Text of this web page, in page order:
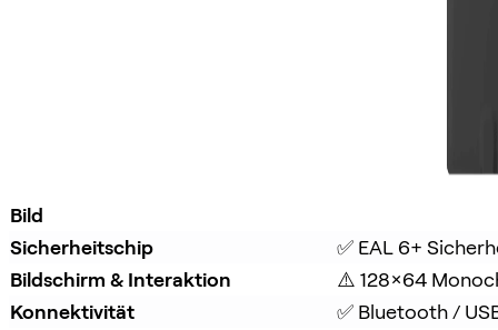
Bild
Sicherheitschip
✅ EAL 6+
Bildschirm & Interaktion
⚠️ 128×64
Konnektivität
✅ Bluetooth /